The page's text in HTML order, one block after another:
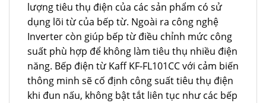
lượng tiêu thụ điện của các sản phẩm có sử
dụng lõi từ của bếp từ. Ngoài ra công nghệ
Inverter còn giúp bếp từ điều chỉnh mức công
suất phù hợp để không làm tiêu thụ nhiều điện
năng. Bếp điện từ Kaff KF-FL101CC với cảm biến
thông minh sẽ cố định công suất tiêu thụ điện
khi đun nấu, không bật tắt liên tục như các bếp